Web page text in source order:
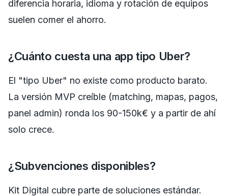
diferencia horaria, idioma y rotación de equipos
suelen comer el ahorro.
¿Cuánto cuesta una app tipo Uber?
El "tipo Uber" no existe como producto barato.
La versión MVP creíble (matching, mapas, pagos,
panel admin) ronda los 90-150k€ y a partir de ahí
solo crece.
¿Subvenciones disponibles?
Kit Digital cubre parte de soluciones estándar.